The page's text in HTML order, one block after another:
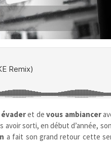
et devous ambiancer
avoir sorti, en début d’année,
a fait son grand retour cette